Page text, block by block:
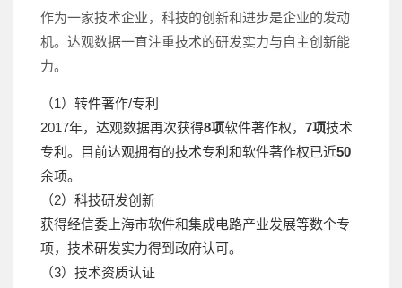
作为一家技术企业，科技的创新和进步是企业的发动
机。达观数据一直注重技术的研发实力与自主创新能
力。
（1）转件著作/专利
2017年，达观数据再次获得8项软件著作权， 7项技术
专利。目前达观拥有的技术专利和软件著作权已近50
余项。
（2）科技研发创新
获得经信委上海市软件和集成电路产业发展等数个专
项，技术研发实力得到政府认可。
（3）技术资质认证